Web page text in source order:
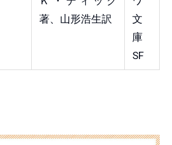
著、山形浩生訳
文
庫
SF